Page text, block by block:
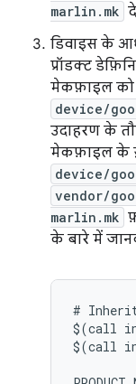
marlin.mk
डिवाइस के
प्रॉडक्ट
मेकफ़ाइल को
device/
उदाहरण के
मेकफ़ाइल के
device/
vendor/
marlin.mk
के बारे में
# Inherit
$(call
$(call